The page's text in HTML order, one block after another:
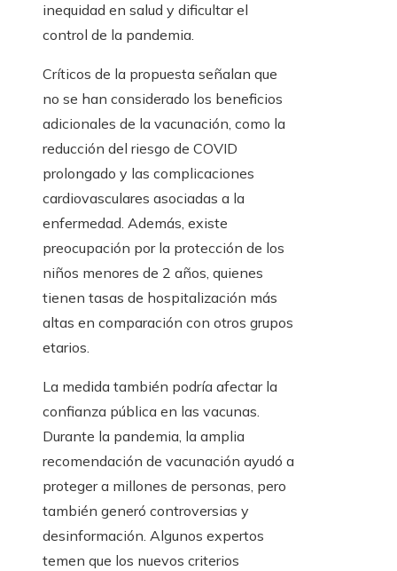
inequidad en salud y dificultar el
control de la pandemia.
Críticos de la propuesta señalan que
no se han considerado los beneficios
adicionales de la vacunación, como la
reducción del riesgo de COVID
prolongado y las complicaciones
cardiovasculares asociadas a la
enfermedad. Además, existe
preocupación por la protección de los
niños menores de 2 años, quienes
tienen tasas de hospitalización más
altas en comparación con otros grupos
etarios.
La medida también podría afectar la
confianza pública en las vacunas.
Durante la pandemia, la amplia
recomendación de vacunación ayudó a
proteger a millones de personas, pero
también generó controversias y
desinformación. Algunos expertos
temen que los nuevos criterios